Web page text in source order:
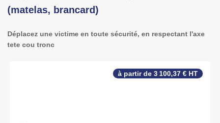
(matelas, brancard)
Déplacez une victime en toute sécurité, en respectant l'axe
tete cou tronc
à partir de 3 100,37 € HT